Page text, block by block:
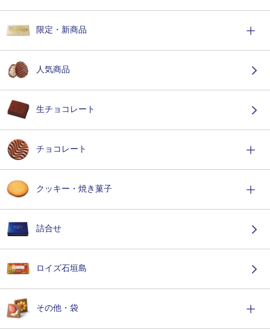
限定・新商品
人気商品
生チョコレート
チョコレート
クッキー・焼き菓子
詰合せ
ロイズ石垣島
その他・袋